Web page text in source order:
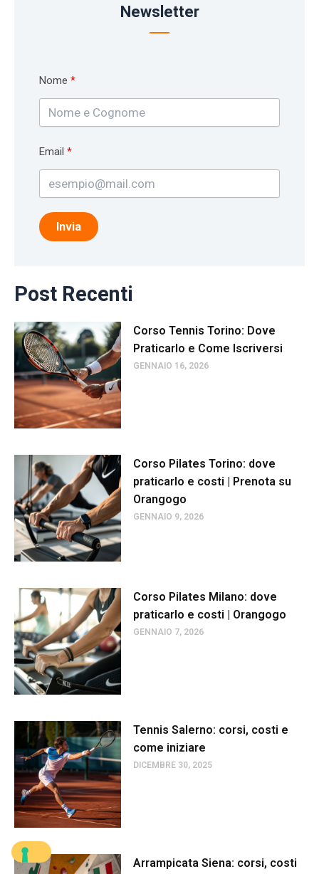
Newsletter
Nome
Email
Invia
Post Recenti
Corso Tennis Torino: Dove
Praticarlo e Come Iscriversi
GENNAIO 16, 2026
Corso Pilates Torino: dove
praticarlo e costi | Prenota su
Orangogo
GENNAIO 9, 2026
Corso Pilates Milano: dove
praticarlo e costi | Orangogo
GENNAIO 7, 2026
Tennis Salerno: corsi, costi e
come iniziare
DICEMBRE 30, 2025
Arrampicata Siena: corsi, costi